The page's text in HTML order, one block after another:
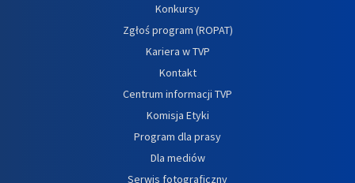
Konkursy
Zgłoś program (ROPAT)
Kariera w TVP
Kontakt
Centrum informacji TVP
Komisja Etyki
Program dla prasy
Dla mediów
Serwis fotograficzny